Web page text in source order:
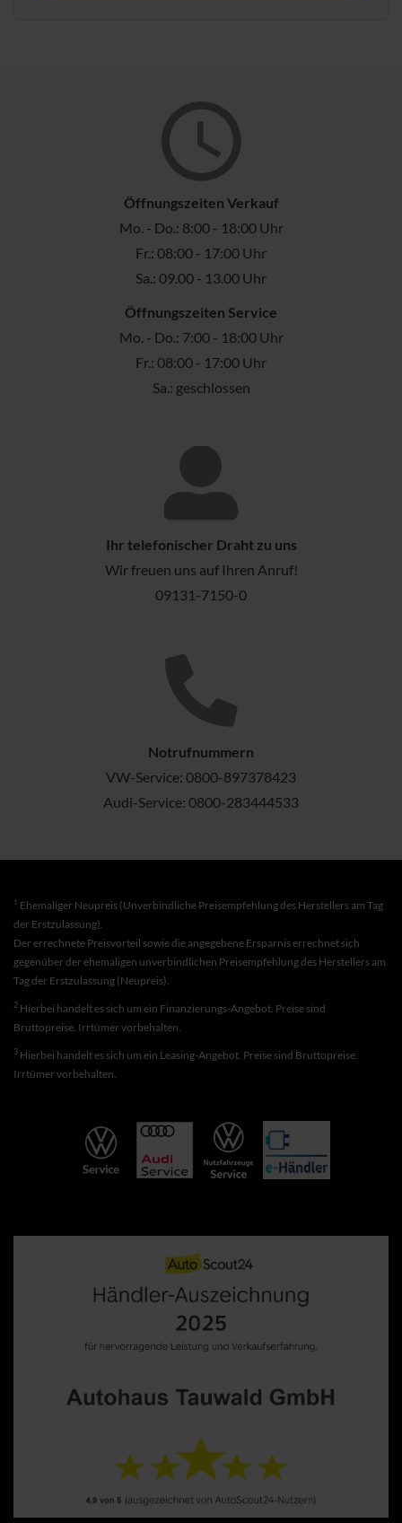
Öffnungszeiten Verkauf
Mo. - Do.: 8:00 - 18:00 Uhr
Fr.: 08:00 - 17:00 Uhr
Sa.: 09.00 - 13.00 Uhr
Öffnungszeiten Service
Mo. - Do.: 7:00 - 18:00 Uhr
Fr.: 08:00 - 17:00 Uhr
Sa.: geschlossen
Ihr telefonischer Draht zu uns
Wir freuen uns auf Ihren Anruf!
09131-7150-0
Notrufnummern
VW-Service: 0800-897378423
Audi-Service: 0800-283444533
1 Ehemaliger Neupreis (Unverbindliche Preisempfehlung des Herstellers am Tag
der Erstzulassung).
Der errechnete Preisvorteil sowie die angegebene Ersparnis errechnet sich
gegenüber der ehemaligen unverbindlichen Preisempfehlung des Herstellers am
Tag der Erstzulassung (Neupreis).
2 Hierbei handelt es sich um ein Finanzierungs-Angebot. Preise sind
Bruttopreise. Irrtümer vorbehalten.
3 Hierbei handelt es sich um ein Leasing-Angebot. Preise sind Bruttopreise.
Irrtümer vorbehalten.